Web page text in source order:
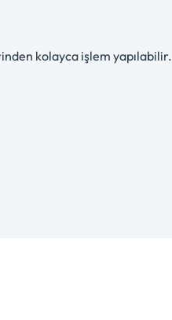
kolayca işlem yapılabilir.